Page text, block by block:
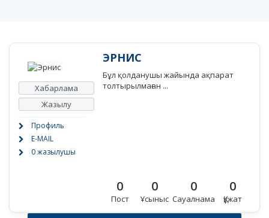
Хабарлама
Жазылу
Профиль
E-MAIL
0 жазылушы
ЭРНИС
Бұл қолданушы жайында ақпарат
толтырылмаған ...
0
Пост
0
Ұсыныс
0
Сауалнама
0
Құжат